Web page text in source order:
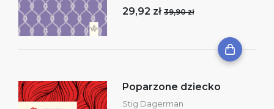
29,92 zł 39,90 zł
Poparzone dziecko
Stig Dagerman